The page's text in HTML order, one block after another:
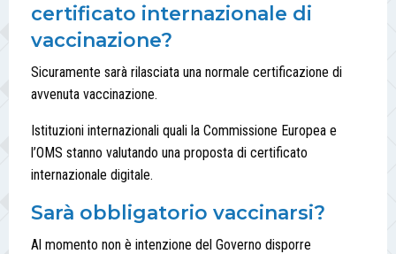
certificato internazionale di
vaccinazione?
Sicuramente sarà rilasciata una normale certificazione di
avvenuta vaccinazione.
Istituzioni internazionali quali la Commissione Europea e
l’OMS stanno valutando una proposta di certificato
internazionale digitale.
Sarà obbligatorio vaccinarsi?
Al momento non è intenzione del Governo disporre